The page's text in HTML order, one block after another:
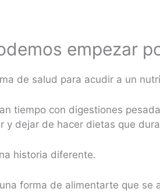
empezar
de salud para acudir a un
tiempo con digestiones
dejar de hacer dietas que
historia diferente.
forma de alimentarte que se